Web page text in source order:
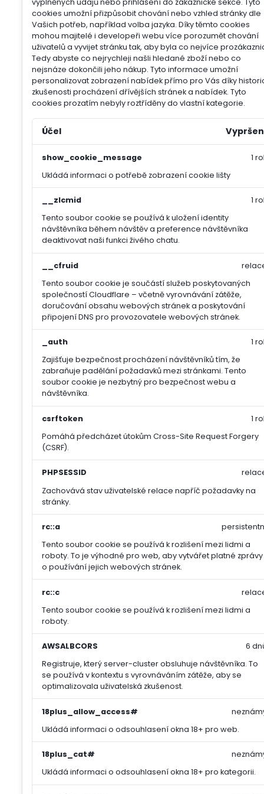
vyplněných údajů nebo přihlášení do zákaznické sekce.
Tyto
cookies umožní přizpůsobit chování nebo vzhled stránky dle
Vašich potřeb, například volba jazyka. Díky těmto cookies
mohou majitelé i developeři webu více porozumět chování
uživatelů a vyvijet stránku tak, aby byla co nejvíce
Tedy abyste co nejrychleji našli hledané zboží nebo co
nejsnáze dokončili jeho nákup. Tyto informace umožní
personalizovat zobrazení nabídek přímo pro Vás díky
zkušenosti procházení dřívějších stránek a nabídek. Tyto
cookies prozatím nebyly roztříděny do vlastní kategorie.
Účel
show_cookie_message
Ukládá informaci o potřebě zobrazení cookie lišty
1
__zlcmid
Tento soubor cookie se používá k uložení identity
návštěvníka během návštěv a preference návštěvníka
deaktivovat naši funkci živého chatu.
1
__cfruid
Tento soubor cookie je součástí služeb poskytovaných
společností Cloudflare – včetně vyrovnávání zátěže,
doručování obsahu webových stránek a poskytování
připojení DNS pro provozovatele webových stránek.
_auth
Zajišťuje bezpečnost procházení návštěvníků tím, že
zabraňuje padělání požadavků mezi stránkami. Tento
soubor cookie je nezbytný pro bezpečnost webu a
návštěvníka.
1
csrftoken
Pomáhá předcházet útokům Cross-Site Request Forgery
(CSRF).
1
PHPSESSID
Zachovává stav uživatelské relace napříč požadavky na
stránky.
rc::a
Tento soubor cookie se používá k rozlišení mezi lidmi a
roboty. To je výhodné pro web, aby vytvářet platné zprávy
o používání jejich webových stránek.
rc::c
Tento soubor cookie se používá k rozlišení mezi lidmi a
roboty.
AWSALBCORS
Registruje, který server-cluster obsluhuje návštěvníka. To
se používá v kontextu s vyrovnáváním zátěže, aby se
optimalizovala uživatelská zkušenost.
6
18plus_allow_access#
Ukládá informaci o odsouhlasení okna 18+ pro web.
18plus_cat#
Ukládá informaci o odsouhlasení okna 18+ pro kategorii.